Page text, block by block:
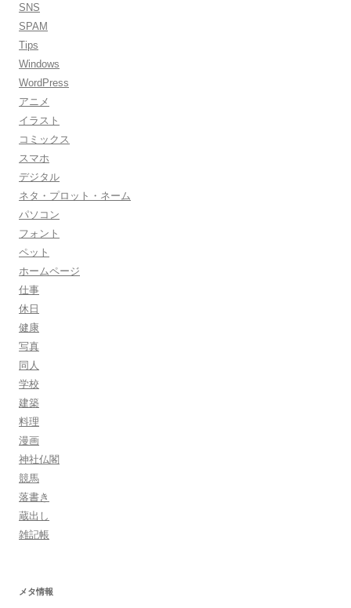
SNS
SPAM
Tips
Windows
WordPress
アニメ
イラスト
コミックス
スマホ
デジタル
ネタ・プロット・ネーム
パソコン
フォント
ペット
ホームページ
仕事
休日
健康
写真
同人
学校
建築
料理
漫画
神社仏閣
競馬
落書き
蔵出し
雑記帳
メタ情報